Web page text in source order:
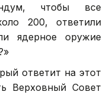
чтобы все
200, ответили
ядерное оружие
ответит на этот
Верховный Совет